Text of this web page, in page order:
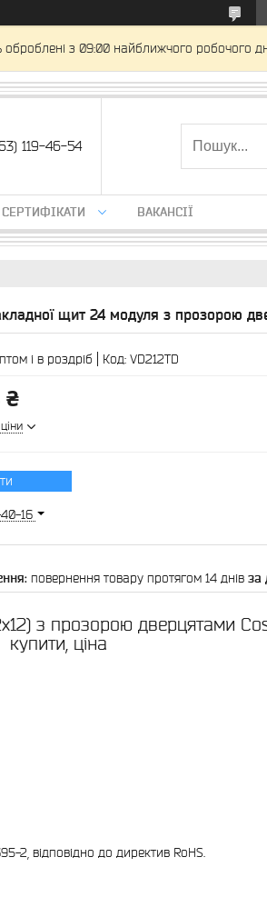
з 09:00 найближчого робочого
119-46-54
СЕРТИФІКАТИ ВАКАНСІЇ
щит 24 модуля з прозорою
і в роздріб Код: VD212TD
₴
16
повернення товару протягом 14 днів за
з прозорою дверцятами
купити, ціна
2, відповідно до директив RoHS.